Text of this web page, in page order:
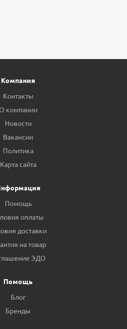
Компания
Контакты
О компании
Новости
Вакансии
Политика
Карта сайта
Помощь
оплаты
доставки
на товар
ЭДО
Помощь
Блог
Бренды